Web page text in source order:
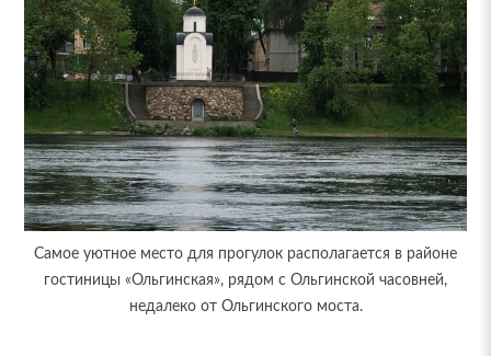
Самое уютное место для прогулок располагается в районе
гостиницы «Ольгинская», рядом с Ольгинской часовней,
недалеко от Ольгинского моста.